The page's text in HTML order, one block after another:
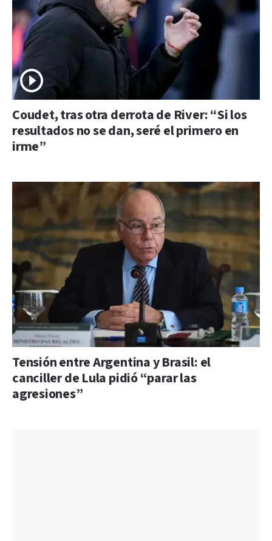
Coudet, tras otra derrota de River: “Si los
resultados no se dan, seré el primero en
irme”
Tensión entre Argentina y Brasil: el
canciller de Lula pidió “parar las
agresiones”